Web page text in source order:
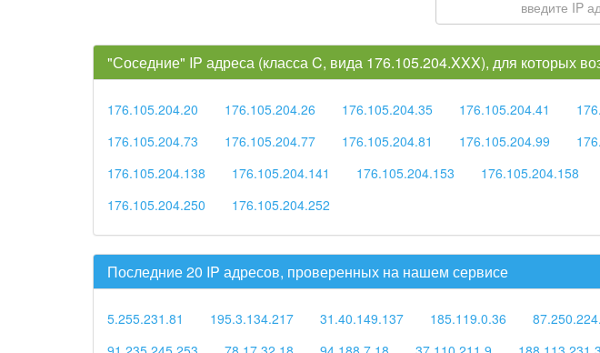
"Соседние" IP адреса (класса C, вида 176.105.204.XXX), для которых
176.105.204.20 176.105.204.26 176.105.204.35 176.105.204.41
176.105.204.73
176.105.204.77 176.105.204.81 176.105.204.99
176.105.204.138
176.105.204.141 176.105.204.153 176.105.204.158
176.105.204.250
176.105.204.252
Последние 20 IP адресов, проверенных на нашем сервисе
5.255.231.81 195.3.134.217 31.40.149.137 185.119.0.36